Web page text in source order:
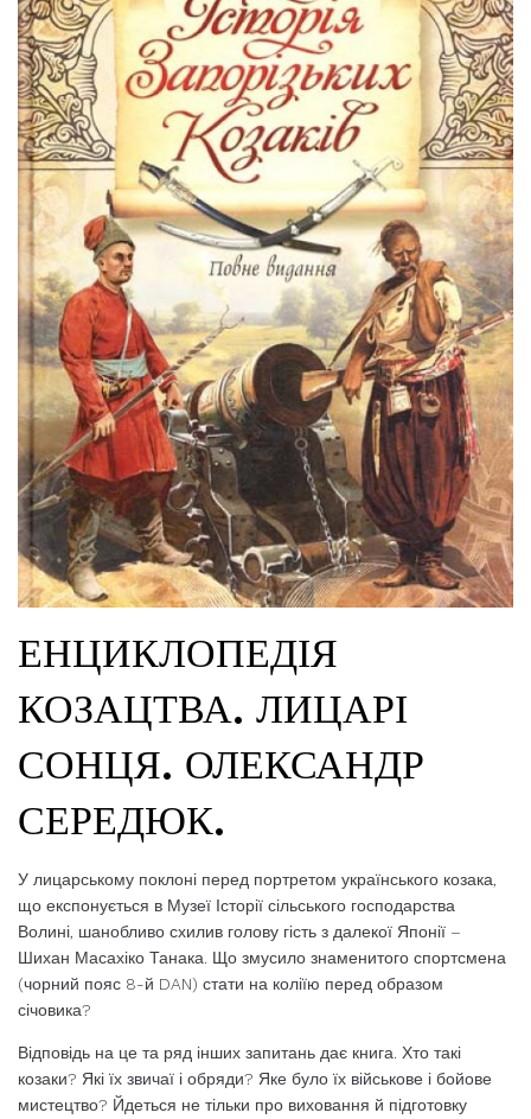
ЕНЦИКЛОПЕДІЯ
КОЗАЦТВА. ЛИЦАРІ
СОНЦЯ. ОЛЕКСАНДР
СЕРЕДЮК.
У лицарському поклоні перед портретом українського козака,
що експонується в Музеї Історії сільського господарства
Волині, шанобливо схилив голову гість з далекої Японії –
Шихан Масахіко Танака. Що змусило знаменитого спортсмена
(чорний пояс 8-й DAN) стати на коліїю перед образом
січовика?
Відповідь на це та ряд інших запитань дає книга. Хто такі
козаки? Які їх звичаї і обряди? Яке було їх військове і бойове
мистецтво? Йдеться не тільки про виховання й підготовку